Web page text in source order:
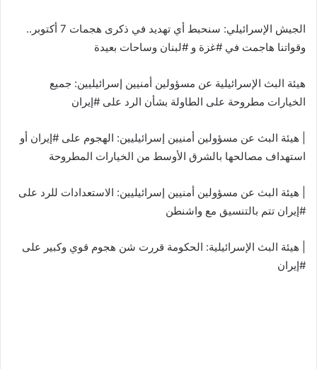
الجيش الإسرائيلي: سنحبط أي تهديد في ذكرى هجمات 7 أكتوبر..
وقواتنا هاجمت في #غزة و #لبنان وساحات بعيدة
هيئة البث الإسرائيلية عن مسؤولين أمنيين إسرائيليين: جميع
الخيارات مطروحة على الطاولة بشأن الرد على #إيران
| هيئة البث عن مسؤولين أمنيين إسرائيليين: الهجوم على #إيران أو
استهداف مصالحها بالشرق الأوسط من الخيارات المطروحة
| هيئة البث عن مسؤولين أمنيين إسرائيليين: الاستعدادات للرد على
#إيران تتم بالتنسيق مع واشنطن
| هيئة البث الإسرائيلية: الحكومة قررت شن هجوم قوي وكبير على
#إيران